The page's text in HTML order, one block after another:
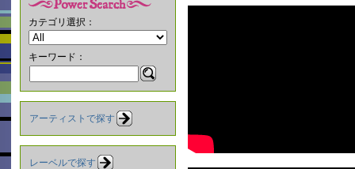
カテゴリ選択：
キーワード：
アーティストで探す
レーベルで探す